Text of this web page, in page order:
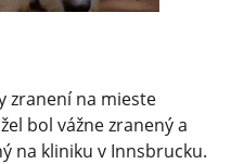
zranení na mieste
bol vážne zranený a
na kliniku v Innsbrucku.